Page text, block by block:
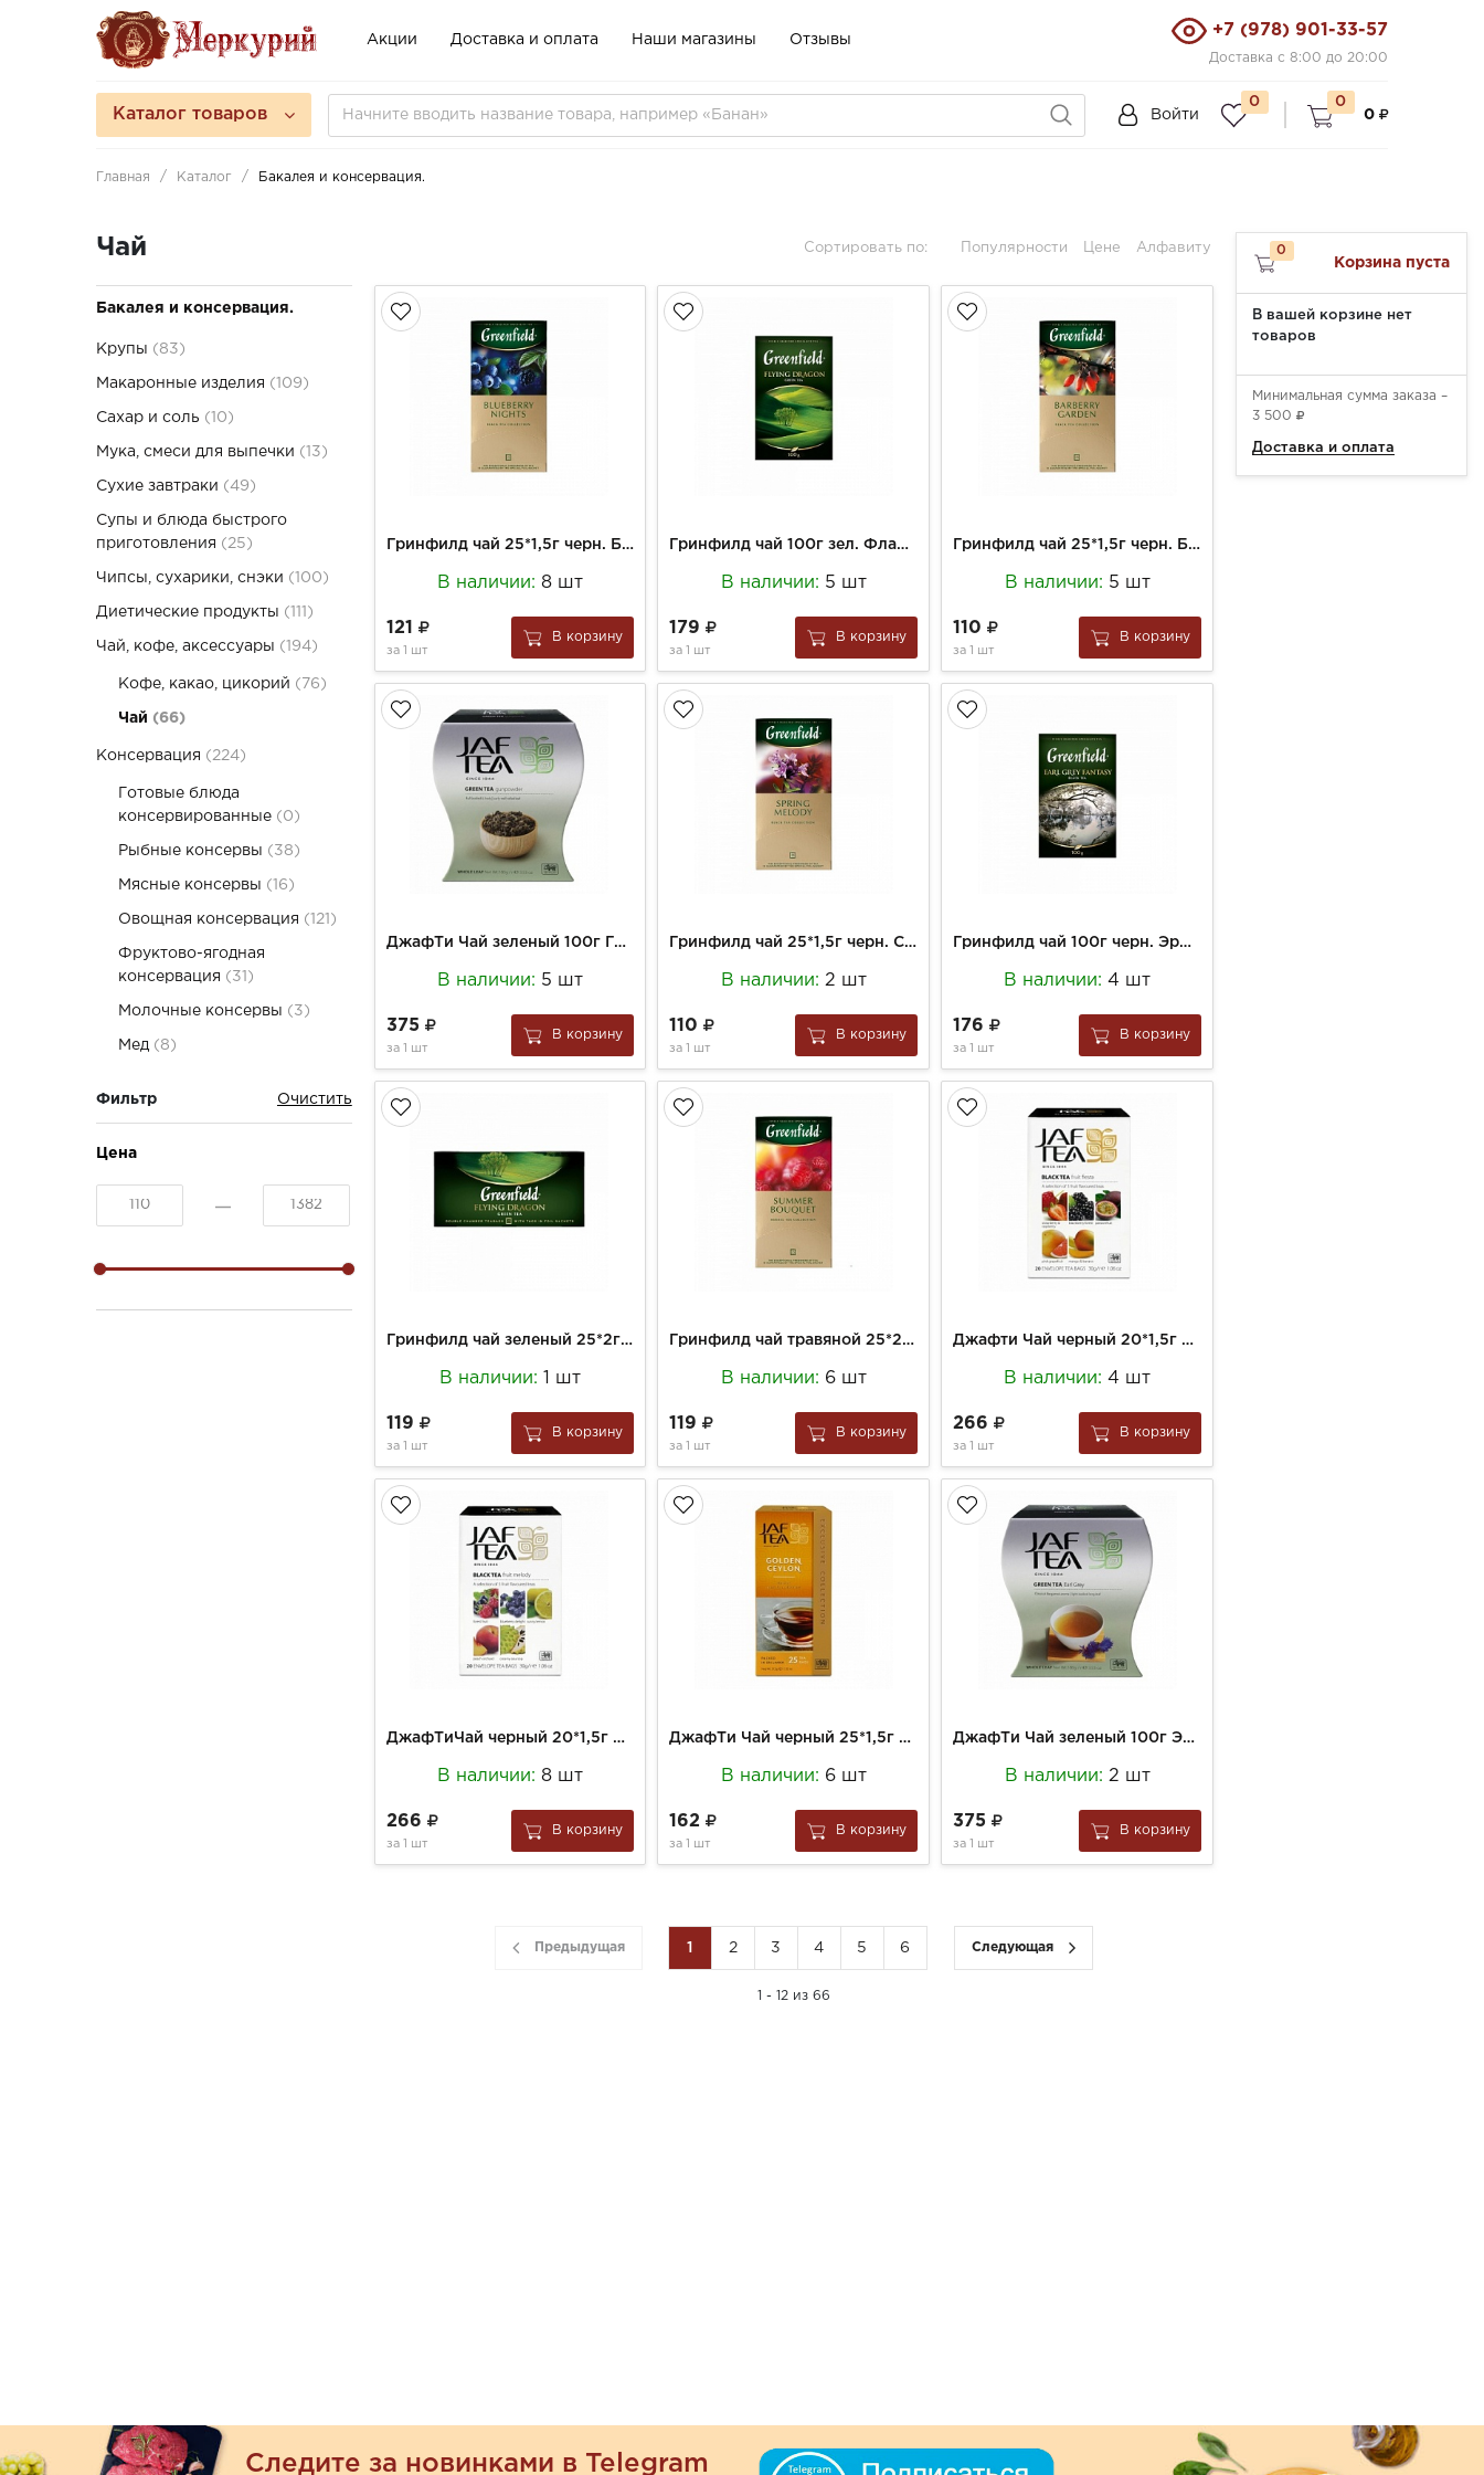
Акции Доставка и оплата Наши магазины Отзывы
+7 (978) 901-33-57
Доставка с 8:00 до 20:00
Каталог товаров Войти
0
0
0
Главная Каталог Бакалея и консервация.
Чай Сортировать по: Популярности Цене Алфавиту
Бакалея и консервация.
Крупы (83)
Макаронные изделия (109)
Сахар и соль (10)
Мука, смеси для выпечки (13)
Сухие завтраки (49)
Супы и блюда быстрого
приготовления (25)
Чипсы, сухарики, снэки (100)
Диетические продукты (111)
Чай, кофе, аксессуары (194)
Кофе, какао, цикорий (76)
Чай (66)
Консервация (224)
Готовые блюда
консервированные (0)
Рыбные консервы (38)
Мясные консервы (16)
Овощная консервация (121)
Фруктово-ягодная
консервация (31)
Молочные консервы (3)
Мед (8)
Фильтр
Цена
Гринфилд чай 25*1,5г черн. Блюберри Найтс
В наличии:8 шт
121
за 1 шт
В корзину
Гринфилд чай 100г зел. Флаинг Дракон
В наличии: 5 шт
179
за 1 шт
В корзину
Гринфилд чай 25*1,5г черн. Барбери Гарден
В наличии: 5 шт
110
за 1 шт
В корзину
ДжафТи Чай зеленый 100г Ганпаудер
В наличии: 5 шт
375
за 1 шт
В корзину
Гринфилд чай 25*1,5г черн. Спринг Мелоди
В наличии: 2 шт
110
за 1 шт
В корзину
Гринфилд чай 100г черн. Эрл Грей Фэнтази
В наличии:4 шт
176
за 1 шт
В корзину
Гринфилд чай зеленый 25*2г Парящий дракон
В наличии: 1 шт
119
за 1 шт
В корзину
Гринфилд чай травяной 25*2г Саммер
В наличии: 6 шт
119
за 1 шт
В корзину
Джафти Чай черный 20*1,5г Фрут Фиеста (5 видов)
В наличии:4 шт
266
за 1 шт
В корзину
ДжафТиЧай черный 20*1,5г Фрут мелоди (5 видов)
В наличии:8 шт
266
за 1 шт
В корзину
ДжафТи Чай черный 25*1,5г Голден Цейлон
В наличии: 6 шт
162
за 1 шт
В корзину
ДжафТи Чай зеленый 100г Эрл Грей
В наличии: 2 шт
375
за 1 шт
В корзину
Предыдущая 2 3 4 5 6 Следующая
1 - 12 из 66
0
Корзина пуста
В вашей корзине нет
товаров
Минимальная сумма заказа –
3 500
Доставка и оплата
Следите за новинками в Telegram